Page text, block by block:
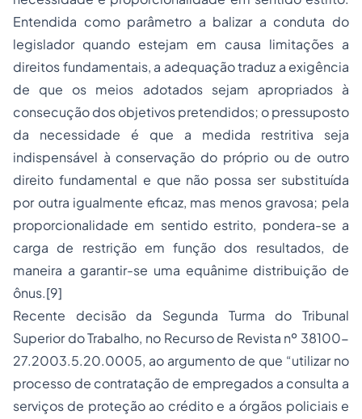
Entendida como parâmetro a balizar a conduta do
legislador quando estejam em causa limitações a
direitos fundamentais, a adequação traduz a exigência
de que os meios adotados sejam apropriados à
consecução dos objetivos pretendidos; o pressuposto
da necessidade é que a medida restritiva seja
indispensável à conservação do próprio ou de outro
direito fundamental e que não possa ser substituída
por outra igualmente eficaz, mas menos gravosa; pela
proporcionalidade em sentido estrito, pondera-se a
carga de restrição em função dos resultados, de
maneira a garantir-se uma equânime distribuição de
ônus.[9]
Recente decisão da Segunda Turma do Tribunal
Superior do Trabalho, no Recurso de Revista nº 38100-
27.2003.5.20.0005, ao argumento de que “utilizar no
processo de contratação de empregados a consulta a
serviços de proteção ao crédito e a órgãos policiais e